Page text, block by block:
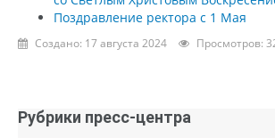
Поздравление ректора с 1 Мая
Создано: 17 августа 2024 Просмотров:
Рубрики пресс-центра